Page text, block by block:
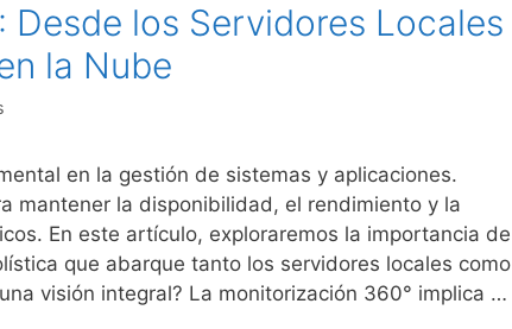
los Servidores Locales
la Nube
en la gestión de sistemas y aplicaciones.
mantener la disponibilidad, el rendimiento y la
En este artículo, exploraremos la importancia de
que abarque tanto los servidores locales como
visión integral? La monitorización 360° implica …